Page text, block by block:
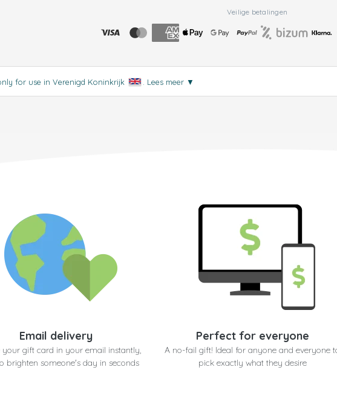
Veilige betalingen
for use in Verenigd Koninkrijk Lees meer ▼
Email delivery
your gift card in your email instantly,
brighten someone's day in seconds
Perfect for everyone
A no-fail gift! Ideal for anyone and everyone
pick exactly what they desire